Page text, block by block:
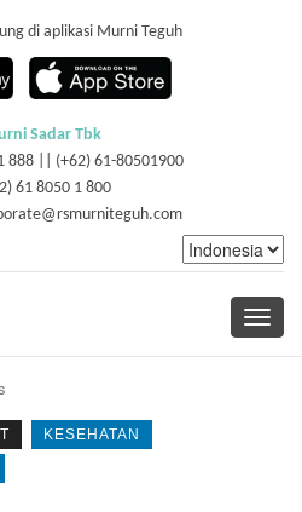
di aplikasi Murni Teguh
Sadar Tbk
888 || (+62) 61-80501900
61 8050 1 800
Toggle
KESEHATAN